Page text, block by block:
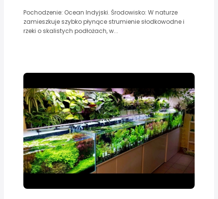
Pochodzenie: Ocean Indyjski. Środowisko: W naturze
zamieszkuje szybko płynące strumienie słodkowodne i
rzeki o skalistych podłożach, w...